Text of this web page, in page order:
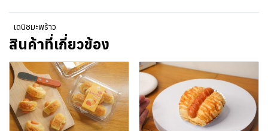
เดนิชมะพร้าว
สินค้าที่เกี่ยวข้อง